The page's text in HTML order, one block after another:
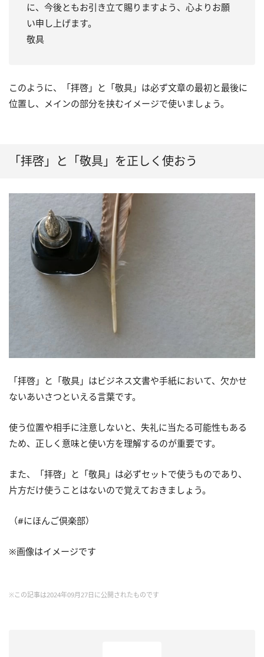
に、今後ともお引き立て賜りますよう、心よりお願
い申し上げます。
敬具
このように、「拝啓」と「敬具」は必ず文章の最初と最後に
位置し、メインの部分を挟むイメージで使いましょう。
「拝啓」と「敬具」を正しく使おう
「拝啓」と「敬具」はビジネス文書や手紙において、欠かせ
ないあいさつといえる言葉です。
使う位置や相手に注意しないと、失礼に当たる可能性もある
ため、正しく意味と使い方を理解するのが重要です。
また、「拝啓」と「敬具」は必ずセットで使うものであり、
片方だけ使うことはないので覚えておきましょう。
（#にほんご倶楽部）
※画像はイメージです
※この記事は2024年09月27日に公開されたものです